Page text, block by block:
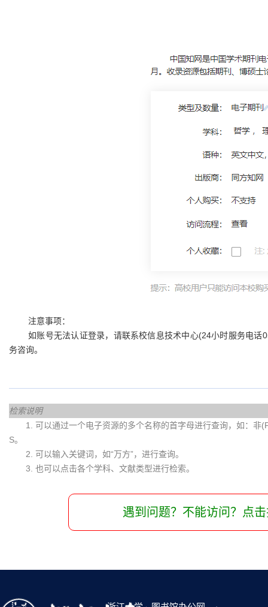
注意事项：
如账号无法认证登录，请联系校信息技术中心(24小时服务电
务咨询。
检索说明
1. 可以通过一个电子资源的多个名称的首字母进行查询，如：
S。
2. 可以输入关键词，如“万方”，进行查询。
3. 也可以点击各个学科、文献类型进行检索。
遇到问题？不能访问？点